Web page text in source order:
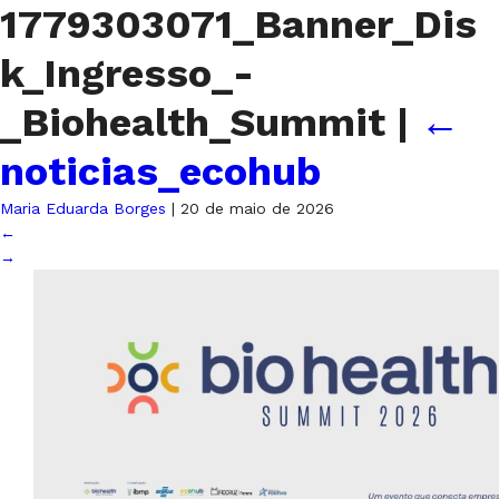
1779303071_Banner_Dis
k_Ingresso_-
_Biohealth_Summit | ←
noticias_ecohub
Maria Eduarda Borges | 20 de maio de 2026
←
→